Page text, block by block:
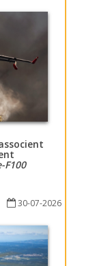
F100
30-07-2026